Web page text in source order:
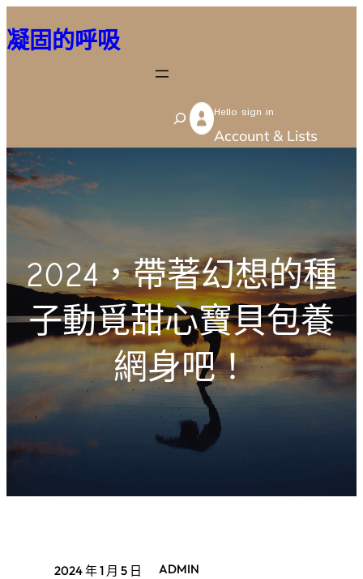
至
容
凝固的呼吸
S
e
Hello sign in
Account & Lists
2024，帶著幻想的種
子動覓甜心寶貝包養
網身吧！
2024 年 1 月 5 日 ADMIN